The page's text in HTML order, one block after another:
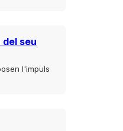
del seu
l'impuls